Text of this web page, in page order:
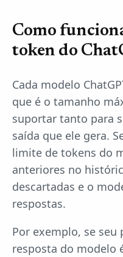
Como
token do
Cada modelo
que é o tamanho
suportar tanto para
saída que ele gera.
limite de tokens do
anteriores no
descartadas e o
respostas.
Por exemplo, se seu
resposta do modelo